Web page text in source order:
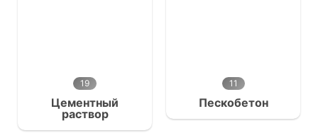
19
Цементный
раствор
11
Пескобетон